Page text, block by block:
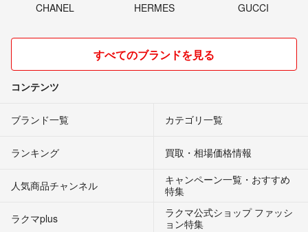
CHANEL HERMES GUCCI
すべてのブランドを見る
コンテンツ
ブランド一覧 カテゴリ一覧
ランキング 買取・相場価格情報
人気商品チャンネル
キャンペーン一覧・おすすめ
特集
ラクマplus
ラクマ公式ショップ ファッシ
ョン特集